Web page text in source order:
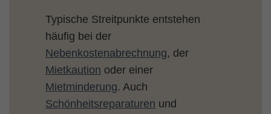
Typische Streitpunkte entstehen
häufig bei der
Nebenkostenabrechnung, der
Mietkaution oder einer
Mietminderung. Auch
Schönheitsreparaturen und